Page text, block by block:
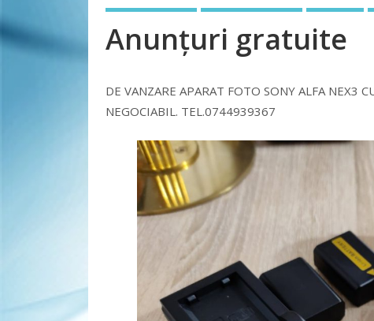
Anunțuri gratuite
DE VANZARE APARAT FOTO SONY ALFA NEX3
NEGOCIABIL. TEL.0744939367